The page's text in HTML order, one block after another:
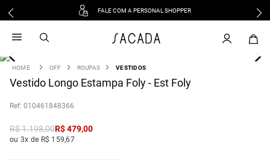
FALE COM A PERSONAL SHOPPER
OFF ROUPAS VESTIDOS
Vestido Longo Estampa Foly - Est Foly
: 010461848366
R$1.198,00R$479,00
ou 3x de R$ 159,67
vestido
3 º blusa
º tricot
º macacão